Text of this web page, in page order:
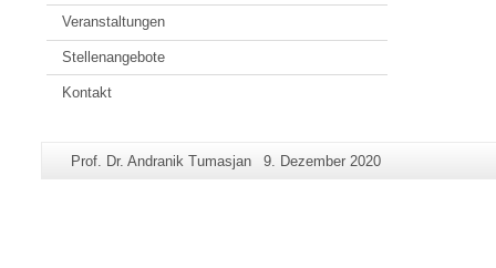
Veranstaltungen
Stellenangebote
Kontakt
Zusätzliche
Seiten-
Prof. Dr. Andranik Tumasjan
Letzte
9. Dezember 2020